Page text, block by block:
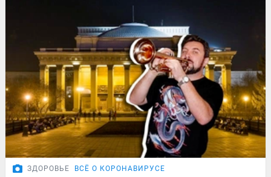
ЗДОРОВЬЕ ВСЁ О КОРОНАВИРУСЕ